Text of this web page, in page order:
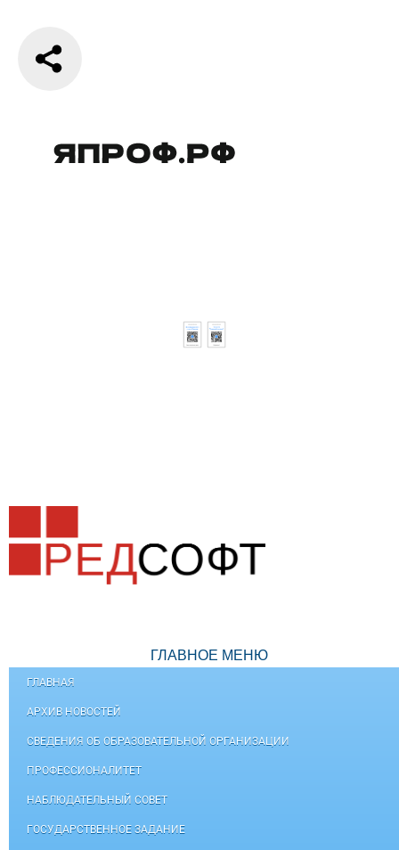
ГЛАВНОЕ МЕНЮ
ГЛАВНАЯ
АРХИВ НОВОСТЕЙ
СВЕДЕНИЯ ОБ ОБРАЗОВАТЕЛЬНОЙ ОРГАНИЗАЦИИ
ПРОФЕССИОНАЛИТЕТ
НАБЛЮДАТЕЛЬНЫЙ СОВЕТ
ГОСУДАРСТВЕННОЕ ЗАДАНИЕ